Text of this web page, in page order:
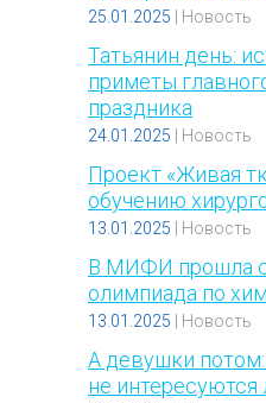
25.01.2025 Новость
Татьянин день:
приметы
праздника
24.01.2025 Новость
Проект «Живая
обучению
13.01.2025 Новость
В МИФИ прошла
олимпиада по
13.01.2025 Новость
А девушки
не